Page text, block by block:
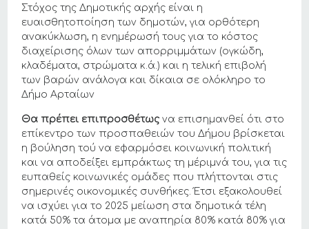
Στόχος της Δημοτικής αρχής είναι η
ευαισθητοποίηση των δημοτών, για ορθότερη
ανακύκλωση, η ενημέρωσή τους για το κόστος
διαχείρισης όλων των απορριμμάτων (ογκώδη,
κλαδέματα, στρώματα κ.ά.) και η τελική επιβολή
των βαρών ανάλογα και δίκαια σε ολόκληρο το
Δήμο Αρταίων
Θα πρέπει επιπροσθέτωςνα επισημανθεί ότι στο
επίκεντρο των προσπαθειών του Δήμου βρίσκεται
η βούληση τού να εφαρμόσει κοινωνική πολιτική
και να αποδείξει εμπράκτως τη μέριμνά του, για τις
ευπαθείς κοινωνικές ομάδες που πλήττονται στις
σημερινές οικονομικές συνθήκες. Έτσι εξακολουθεί
να ισχύει για το 2025 μείωση στα δημοτικά τέλη
κατά 50% τα άτομα με αναπηρία 80% κατά 80% για